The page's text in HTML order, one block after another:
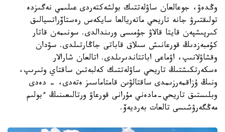
وڭدەۋ، جوعالعان ساۋلەتتىك بولشەكتەردى عىلىمي نەگىزدە
تولىقتىرۋ جانە تاريحي ماتەريالعا سايكەس رەستاۆراتسيالىق
كىرپىشپەن قايتا قالاۋ جۇمىسى ورىندالدى. سونىمەن قاتار
كۇمبەزدىڭ قورعانىش سىلاق قاباتى جاڭارتىلدى. سۋدان
وقشاۋلانىپ، اۋماعى اباتتاندىرىلدى. اتالعان شارالار
ەسكەرتكىشتىڭ تاريحي ساۋلەتتىك كەلبەتىن ساقتاي وتىرىپ،
ونىڭ ۇزاقمەرزىمدى ساقتالۋىن قامتاماسىز ەتەدى، - دەدى
وبلىستىق تاريحي-مادەني مۇرانى قورعاۋ ورتالىعىنىڭ ءبولىم
مەڭگەرۋشىسى تالعات بەرديەۆ.